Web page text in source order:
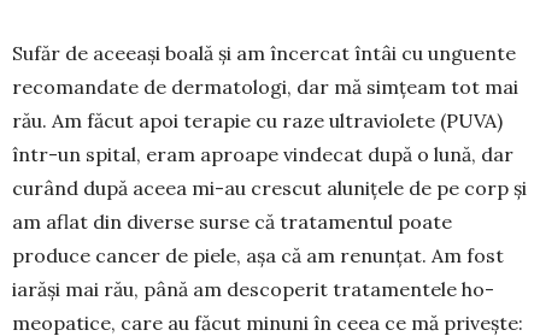
Sufăr de ace­eași boa­lă și am în­cercat întâi cu ungu­ente
re­co­man­date de dermatologi, dar mă sim­țeam tot mai
rău. Am fă­cut apoi terapie cu raze ultraviolete (PUVA)
într-un spi­tal, eram aproa­pe vinde­cat după o lună, dar
curând după aceea mi-au cres­cut alunițele de pe corp și
am aflat din di­verse surse că trata­mentul poa­te
produce cancer de piele, așa că am renunțat. Am fost
iarăși mai rău, până am des­coperit tratamentele ho­
meopatice, care au făcut mi­nuni în ceea ce mă privește: